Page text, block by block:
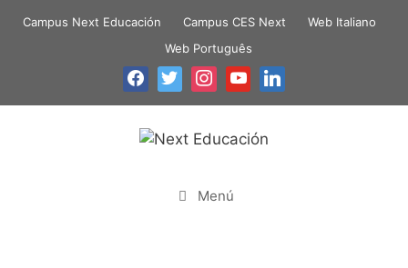
Campus Next Educación Campus CES Next
Web Italiano
Web Português
Menú